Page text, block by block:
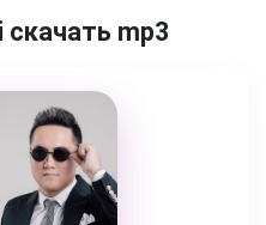
скачать mp3